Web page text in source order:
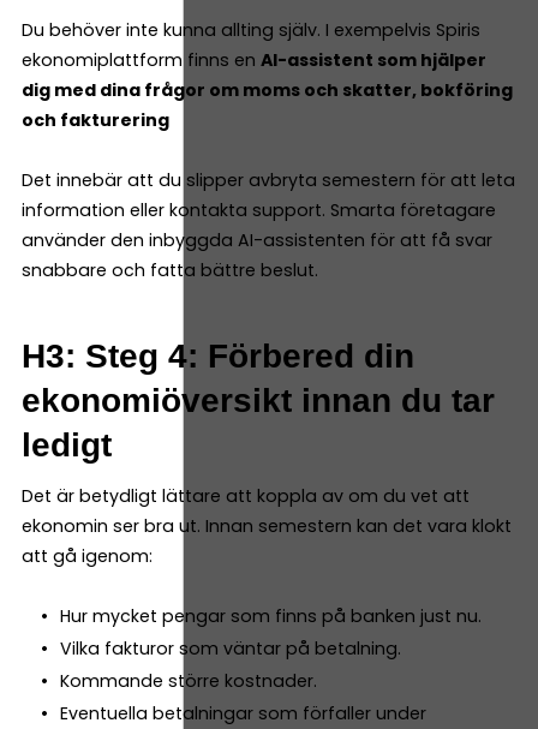
Du behöver inte kunna allting själv. I exempelvis Spiris
ekonomiplattform finns en AI-assistent som hjälper
dig med dina frågor om moms och skatter, bokföring
och fakturering
Det innebär att du slipper avbryta semestern för att leta
information eller kontakta support. Smarta företagare
använder den inbyggda AI-assistenten för att få svar
snabbare och fatta bättre beslut.
H3: Steg 4: Förbered din
ekonomiöversikt innan du tar
ledigt
Det är betydligt lättare att koppla av om du vet att
ekonomin ser bra ut. Innan semestern kan det vara klokt
att gå igenom:
Hur mycket pengar som finns på banken just nu.
Vilka fakturor som väntar på betalning.
Kommande större kostnader.
Eventuella betalningar som förfaller under